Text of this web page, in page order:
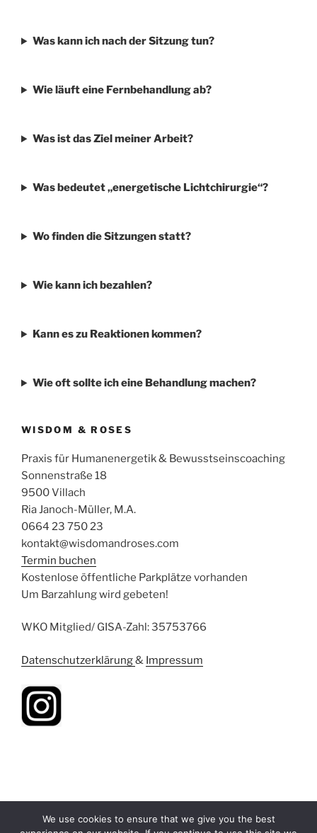
Was kann ich nach der Sitzung tun?
Wie läuft eine Fernbehandlung ab?
Was ist das Ziel meiner Arbeit?
Was bedeutet „energetische Lichtchirurgie“?
Wo finden die Sitzungen statt?
Wie kann ich bezahlen?
Kann es zu Reaktionen kommen?
Wie oft sollte ich eine Behandlung machen?
WISDOM & ROSES
Praxis für Humanenergetik & Bewusstseinscoaching
Sonnenstraße 18
9500 Villach
Ria Janoch-Müller, M.A.
0664 23 750 23
kontakt@wisdomandroses.com
Termin buchen
Kostenlose öffentliche Parkplätze vorhanden
Um Barzahlung wird gebeten!
WKO Mitglied/ GISA-Zahl: 35753766
Datenschutzerklärung& Impressum
We use cookies to ensure that we give you the best